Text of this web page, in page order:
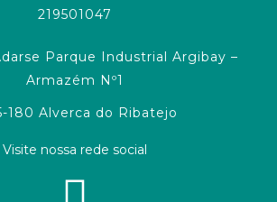
219501047
Parque Industrial Argibay –
Armazém Nº1
180 Alverca do Ribatejo
Visite nossa rede social